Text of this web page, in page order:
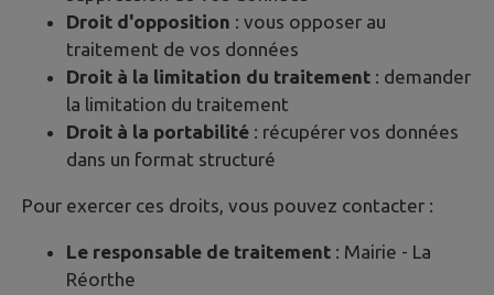
Droit d'opposition : vous opposer au
traitement de vos données
Droit à la limitation du traitement : demander
la limitation du traitement
Droit à la portabilité : récupérer vos données
dans un format structuré
Pour exercer ces droits, vous pouvez contacter :
Le responsable de traitement : Mairie - La
Réorthe